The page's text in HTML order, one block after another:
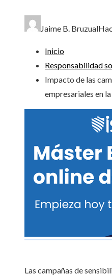
Jaime B. Bruzual
Inicio
Responsabilidad
Impacto de las
empresariales en
Las campañas de